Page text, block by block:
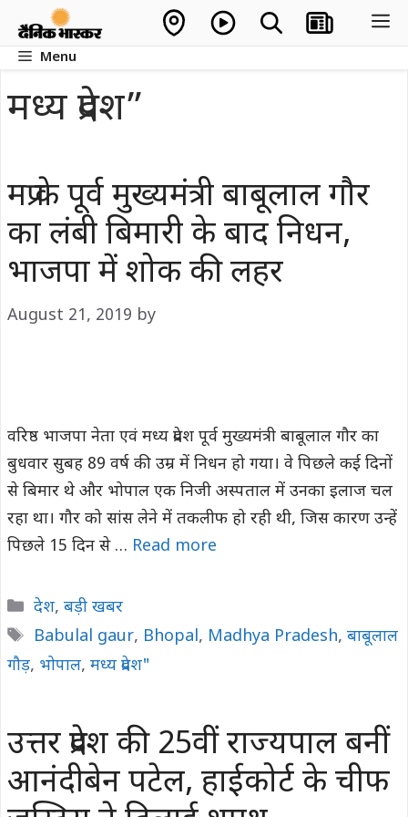
contentMenu
मध्य प्रदेश”
मप्र के पूर्व मुख्यमंत्री बाबूलाल गौर
का लंबी बिमारी के बाद निधन,
भाजपा में शोक की लहर
August 21, 2019 by
वरिष्ठ भाजपा नेता एवं मध्य प्रदेश पूर्व मुख्यमंत्री बाबूलाल गौर का
बुधवार सुबह 89 वर्ष की उम्र में निधन हो गया। वे पिछले कई दिनों
से बिमार थे और भोपाल एक निजी अस्पताल में उनका इलाज चल
रहा था। गौर को सांस लेने में तकलीफ हो रही थी, जिस कारण उन्हें
पिछले 15 दिन से … Read more
Categories
देश, बड़ी खबर
Tags
Babulal gaur, Bhopal, Madhya Pradesh, बाबूलाल
गौड़, भोपाल, मध्य प्रदेश"
उत्तर प्रदेश की 25वीं राज्यपाल बनीं
आनंदीबेन पटेल, हाईकोर्ट के चीफ